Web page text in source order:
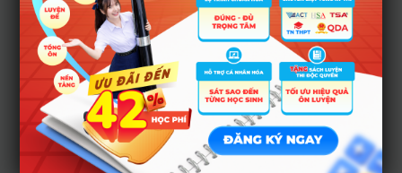
Lộ trình
ôn tập và
luyện đề
“chuẩn”
thủ khoa